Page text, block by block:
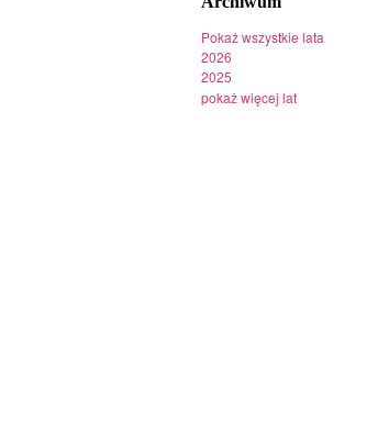
Pokaż wszystkie lata
2026
2025
pokaż więcej lat